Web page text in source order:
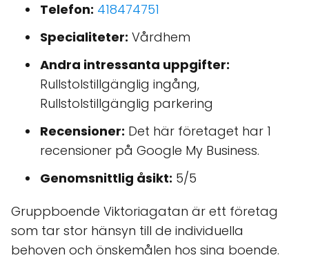
Telefon: 418474751
Specialiteter: Vårdhem
Andra intressanta uppgifter:
Rullstolstillgänglig ingång,
Rullstolstillgänglig parkering
Recensioner: Det här företaget har 1
recensioner på Google My Business.
Genomsnittlig åsikt: 5/5
Gruppboende Viktoriagatan är ett företag
som tar stor hänsyn till de individuella
behoven och önskemålen hos sina boende.